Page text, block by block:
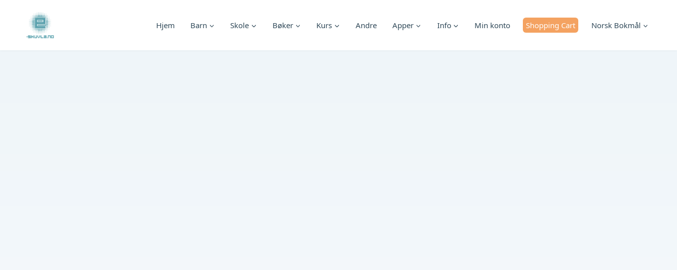
content
Hjem Barn Skole Bøker Kurs Andre Apper Info Min konto Shopping Cart Norsk Bokmål